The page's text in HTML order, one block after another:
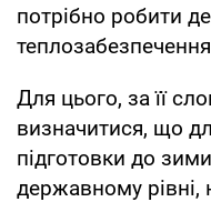
потрібно робити
Для цього, за її
визначитися, що
підготовки до
державному рівні,